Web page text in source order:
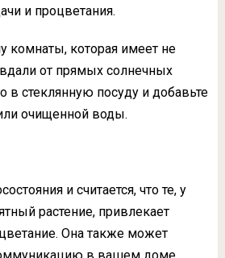
и процветания.
комнаты, которая имеет не
от прямых солнечных
в стеклянную посуду и добавьте
очищенной воды.
и считается, что те, у
растение, привлекает
Она также может
в вашем доме.